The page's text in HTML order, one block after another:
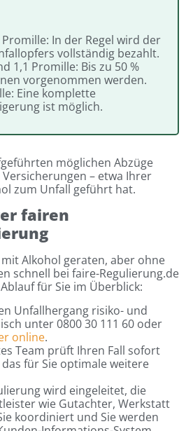
In der Regel wird der
vollständig bezahlt.
1,1 Promille: Bis zu 50 %
vorgenommen werden.
Eine komplette
ist möglich.
möglichen Abzüge
– etwa Ihrer
zum Unfall geführt hat.
fairen
Alkohol geraten, aber ohne
schnell bei faire-Regulierung.de
für Sie im Überblick:
Unfallhergang risiko- und
unter 0800 30 111 60 oder
online.
Team prüft Ihren Fall sofort
für Sie optimale weitere
wird eingeleitet, die
wie Gutachter, Werkstatt
koordiniert und Sie werden